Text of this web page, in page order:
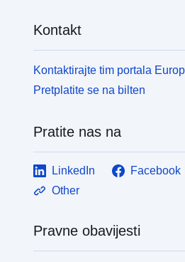
Kontakt
Kontaktirajte tim portala
Pretplatite se na bilten
Pratite nas na
LinkedIn Facebook
Other
Pravne obavijesti